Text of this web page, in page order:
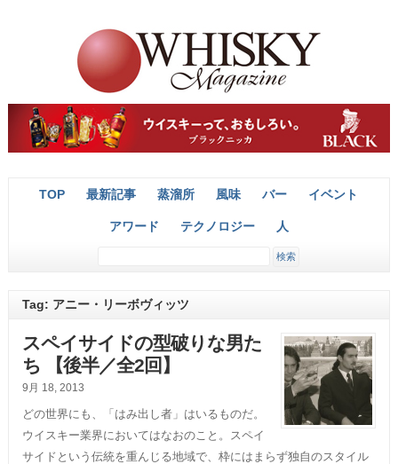
TOP 最新記事 蒸溜所 風味 バー イベント
アワード テクノロジー 人
Tag: アニー・リーボヴィッツ
スペイサイドの型破りな男た
ち 【後半／全2回】
9月 18, 2013
どの世界にも、「はみ出し者」はいるものだ。
ウイスキー業界においてはなおのこと。スペイ
サイドという伝統を重んじる地域で、枠にはまらず独自のスタイル